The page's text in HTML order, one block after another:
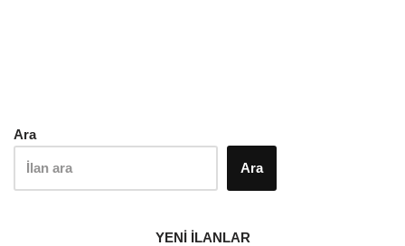
Ara
Ara
YENİ İLANLAR